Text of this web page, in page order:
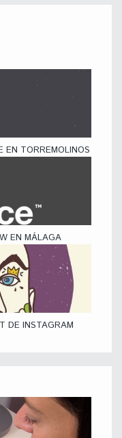
EN TORREMOLINOS
EN MÁLAGA
DE INSTAGRAM